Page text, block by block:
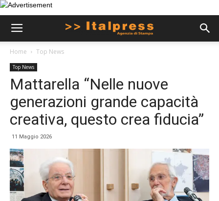
Home Top News
Top News
Mattarella “Nelle nuove
generazioni grande capacità
creativa, questo crea fiducia”
11 Maggio 2026